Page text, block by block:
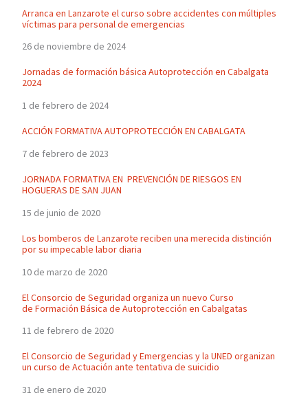
Arranca en Lanzarote el curso sobre accidentes con múltiples
víctimas para personal de emergencias
26 de noviembre de 2024
Jornadas de formación básica Autoprotección en Cabalgata
2024
1 de febrero de 2024
ACCIÓN FORMATIVA AUTOPROTECCIÓN EN CABALGATA
7 de febrero de 2023
JORNADA FORMATIVA EN PREVENCIÓN DE RIESGOS EN
HOGUERAS DE SAN JUAN
15 de junio de 2020
Los bomberos de Lanzarote reciben una merecida distinción
por su impecable labor diaria
10 de marzo de 2020
El Consorcio de Seguridad organiza un nuevo Curso
de Formación Básica de Autoprotección en Cabalgatas
11 de febrero de 2020
El Consorcio de Seguridad y Emergencias y la UNED organizan
un curso de Actuación ante tentativa de suicidio
31 de enero de 2020